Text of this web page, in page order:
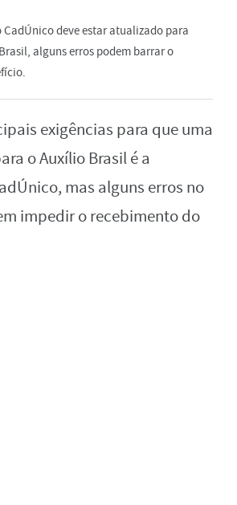
deve estar atualizado para
alguns erros podem barrar o
exigências para que uma
o Auxílio Brasil é a
mas alguns erros no
impedir o recebimento do